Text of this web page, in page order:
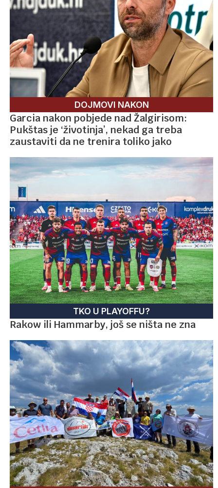
DOJMOVI NAKON
Garcia nakon pobjede nad Žalgirisom:
Pukštas je ‘životinja’, nekad ga treba
zaustaviti da ne trenira toliko jako
TKO U PLAYOFFU?
Rakow ili Hammarby, još se ništa ne zna